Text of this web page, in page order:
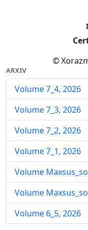
©
ARXIV
Volume 7_4, 2026
Volume 7_3, 2026
Volume 7_2, 2026
Volume 7_1, 2026
Volume
Volume
Volume 6_5, 2026